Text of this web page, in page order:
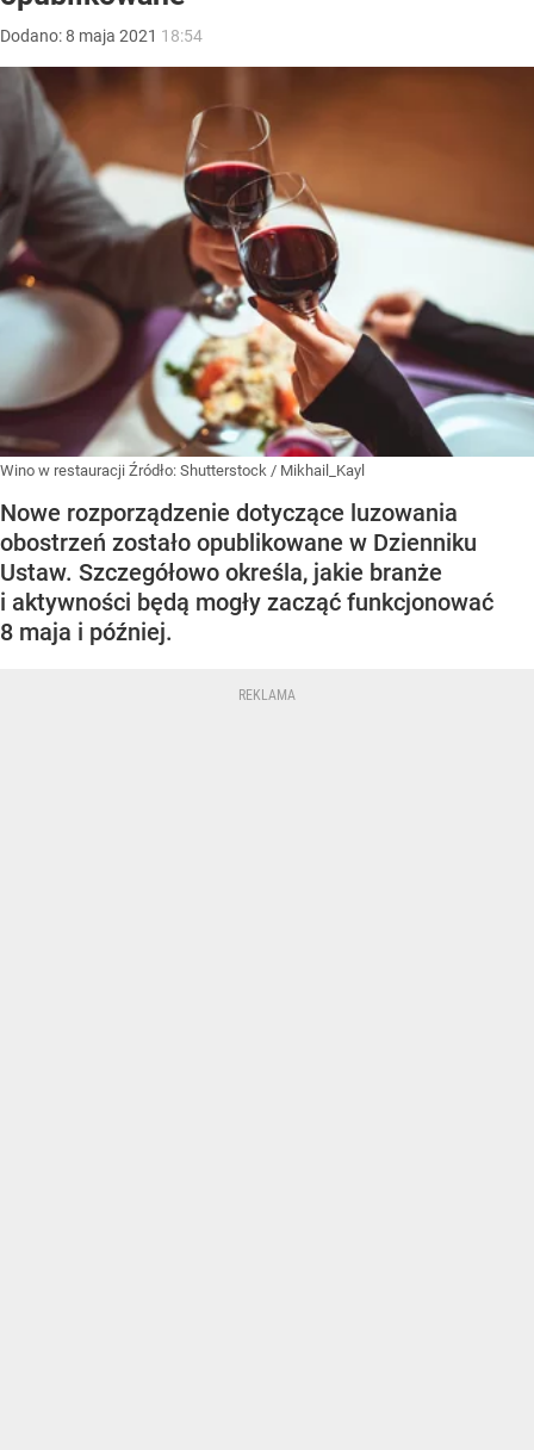
Dodano:8 maja 2021 18:54
Wino w restauracji Źródło: Shutterstock / Mikhail_Kayl
Nowe rozporządzenie dotyczące luzowania
obostrzeń zostało opublikowane w Dzienniku
Ustaw. Szczegółowo określa, jakie branże
i aktywności będą mogły zacząć funkcjonować
8 maja i później.